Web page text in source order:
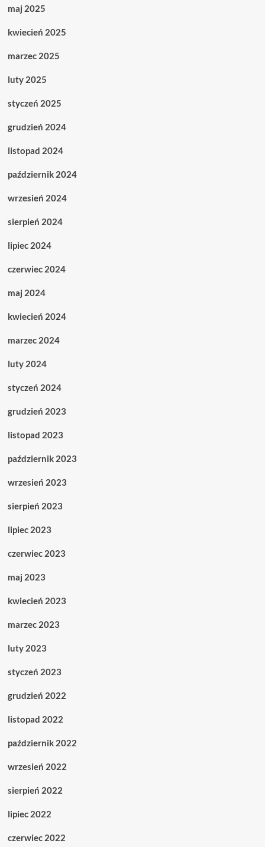
maj 2025
kwiecień 2025
marzec 2025
luty 2025
styczeń 2025
grudzień 2024
listopad 2024
październik 2024
wrzesień 2024
sierpień 2024
lipiec 2024
czerwiec 2024
maj 2024
kwiecień 2024
marzec 2024
luty 2024
styczeń 2024
grudzień 2023
listopad 2023
październik 2023
wrzesień 2023
sierpień 2023
lipiec 2023
czerwiec 2023
maj 2023
kwiecień 2023
marzec 2023
luty 2023
styczeń 2023
grudzień 2022
listopad 2022
październik 2022
wrzesień 2022
sierpień 2022
lipiec 2022
czerwiec 2022